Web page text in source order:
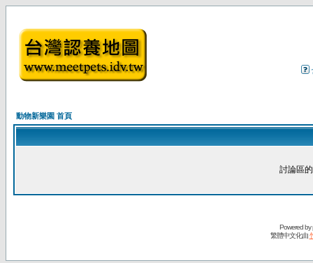
動物新樂園 首頁
討論區
Powered by
繁體中文化由